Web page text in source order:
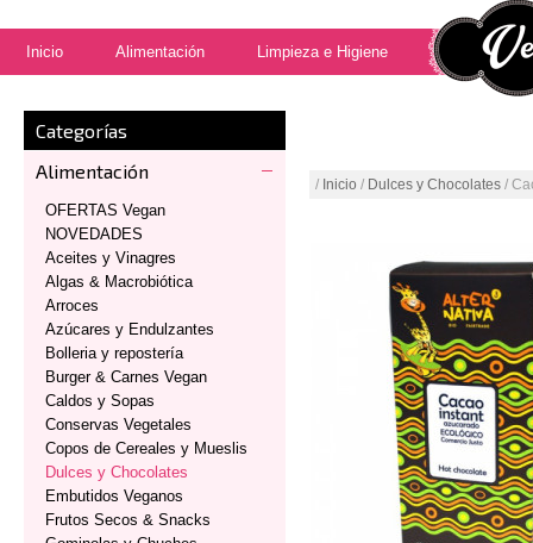
Inicio Alimentación Limpieza e Higiene
Categorías
Alimentación
OFERTAS Vegan
NOVEDADES
Aceites y Vinagres
Algas & Macrobiótica
Arroces
Azúcares y Endulzantes
Bolleria y repostería
Burger & Carnes Vegan
Caldos y Sopas
Conservas Vegetales
Copos de Cereales y Mueslis
Dulces y Chocolates
Embutidos Veganos
Frutos Secos & Snacks
/ Inicio / Dulces y Chocolates /